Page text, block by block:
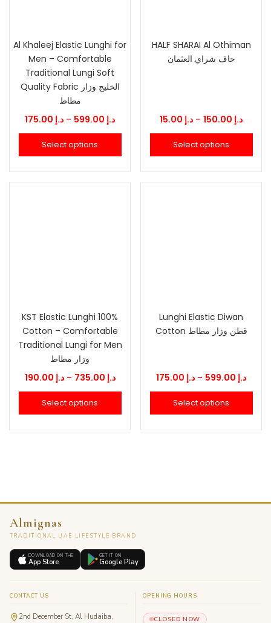
Al Khaleej Elastic Lunghi for
Men – Comfortable
Traditional Lungi Soft
Quality Fabric الخليج وزار
مطاط
د.إ – د.إPrice
range:
د.إ 599.00
Select options
HALF SHARAI Al Othiman
حاف شراي العثمان
د.إ – د.إPrice
range:
Select options
KST Elastic Lunghi 100%
Cotton – Comfortable
Traditional Lungi for Men
وزار مطاط
د.إ – د.إPrice
range:
Select options
Lunghi Elastic Diwan
Cotton قطن وزار مطاط
د.إ – د.إPrice
Select options
Almignas
TRADITIONAL UAE LIFESTYLE BRAND
DOWNLOAD ON THE
App Store
GET IT ON
Google Play
CONTACT US
2nd December St, Al Hudaiba,
OPENING HOURS
CLOSED NOW